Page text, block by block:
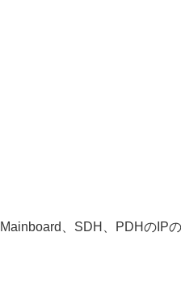
、SDH、PDHのIP